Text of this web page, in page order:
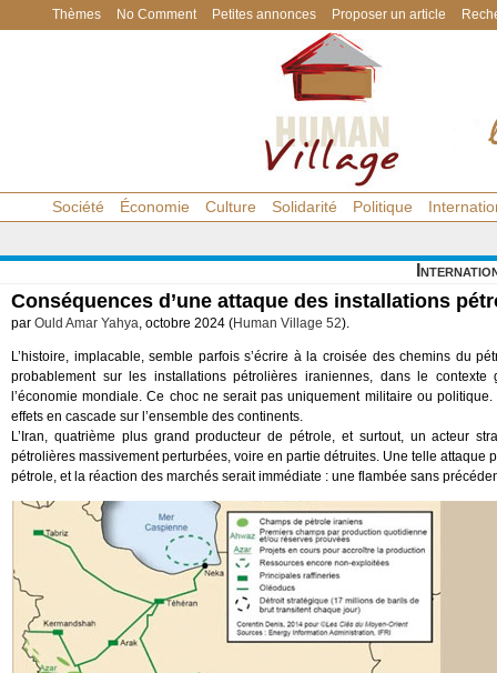
Thèmes No Comment Petites annonces Proposer un article
Société Économie Culture Solidarité Politique
Conséquences d’une attaque des installations
par Ould Amar Yahya, octobre 2024 (Human Village 52).
L’histoire, implacable, semble parfois s’écrire à la croisée des chemins du
probablement sur les installations pétrolières iraniennes, dans le
l’économie mondiale. Ce choc ne serait pas uniquement militaire ou
effets en cascade sur l’ensemble des continents.
L’Iran, quatrième plus grand producteur de pétrole, et surtout, un acteur
pétrolières massivement perturbées, voire en partie détruites. Une telle
pétrole, et la réaction des marchés serait immédiate : une flambée sans